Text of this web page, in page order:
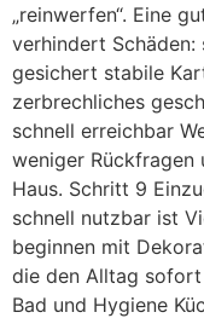
„reinwerfen“. Eine
verhindert
gesichert stabile
zerbrechliches
schnell erreichbar
weniger Rückfragen
Haus. Schritt 9
schnell nutzbar ist
beginnen mit
die den Alltag
Bad und Hygiene